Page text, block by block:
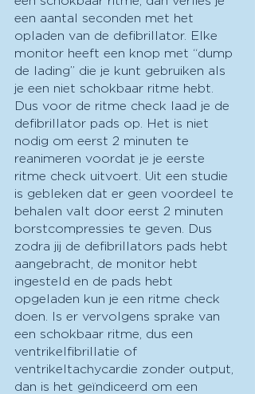
een aantal seconden met het
opladen van de defibrillator. Elke
monitor heeft een knop met “dump
de lading” die je kunt gebruiken als
je een niet schokbaar ritme hebt.
Dus voor de ritme check laad je de
defibrillator pads op. Het is niet
nodig om eerst 2 minuten te
reanimeren voordat je je eerste
ritme check uitvoert. Uit een studie
is gebleken dat er geen voordeel te
behalen valt door eerst 2 minuten
borstcompressies te geven. Dus
zodra jij de defibrillators pads hebt
aangebracht, de monitor hebt
ingesteld en de pads hebt
opgeladen kun je een ritme check
doen. Is er vervolgens sprake van
een schokbaar ritme, dus een
ventrikelfibrillatie of
ventrikeltachycardie zonder output,
dan is het geïndiceerd om een